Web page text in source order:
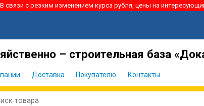
В связи с резким изменением курса рубля, цены на
– строительная база
Доставка Покупателю Контакты